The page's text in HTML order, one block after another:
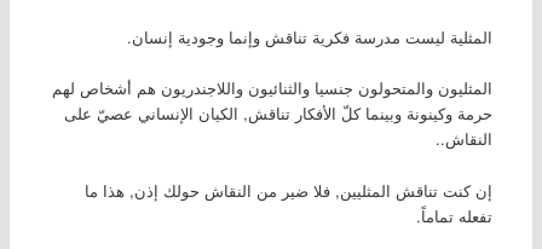
المثلية ليست مدرسة فكرية تناقش وإنما وجودية إنسان.
المثليون والمتحولون جنسيا والثنائيون واللاجندريون هم أشخاص لهم
حرمة وكينونة وبينما كلّ الأفكار تناقش, الكيان الإنساني عصيّ على
النقاش..
إن كنت تناقش المثليين, فلا ضير من النقاش حولك إذن, هذا ما
تفعله تماماً.